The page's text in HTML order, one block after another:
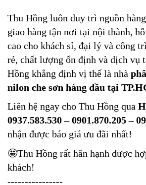
Thu Hồng luôn duy trì nguồn
giao hàng tận nơi tại nội thành,
cao cho khách sỉ, đại lý và công
rẻ, chất lượng ổn định và dịch vụ
Hồng khẳng định vị thế là nhà
nilon che sơn hàng đầu tại
Liên hệ ngay cho Thu Hồng qua
0937.583.530 – 0901.870.205 –
nhận được báo giá ưu đãi nhất!
🤩Thu Hồng rất hân hạnh được
khách!
----------------